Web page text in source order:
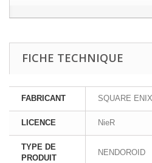
FICHE TECHNIQUE
FABRICANT SQUARE ENIX
LICENCE NieR
TYPE DE
PRODUIT
NENDOROID